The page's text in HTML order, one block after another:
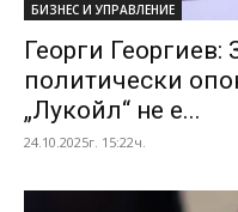
БИЗНЕС И УПРАВЛЕНИЕ
Георги Георгиев:
политически
„Лукойл“ не е...
24.10.2025г. 15:22ч.